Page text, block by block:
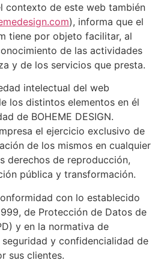
contexto de este web también
), informa que el
tiene por objeto facilitar, al
de las actividades
y de los servicios que presta.
intelectual del web
los distintos elementos en él
de BOHEME DESIGN.
el ejercicio exclusivo de
de los mismos en cualquier
derechos de reproducción,
pública y transformación.
con lo establecido
de Protección de Datos de
y en la normativa de
y confidencialidad de
sus clientes.